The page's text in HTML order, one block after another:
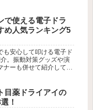
で使える電子ドラ
め人気ランキング5
も安心して叩ける電子ド
。振動対策グッズや演
ナーも併せて紹介してい
目薬ドライアイの
！